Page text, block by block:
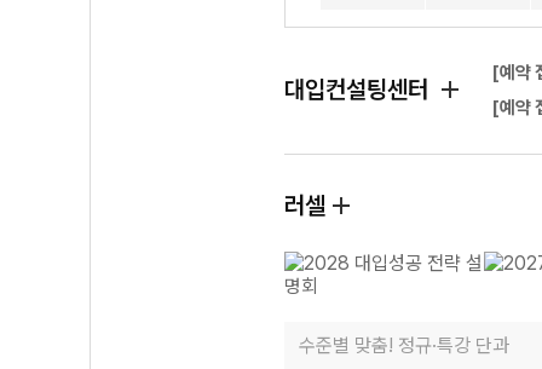
대입컨설팅센터
[예약
[예약
러셀
수준별 맞춤! 정규·특강 단과